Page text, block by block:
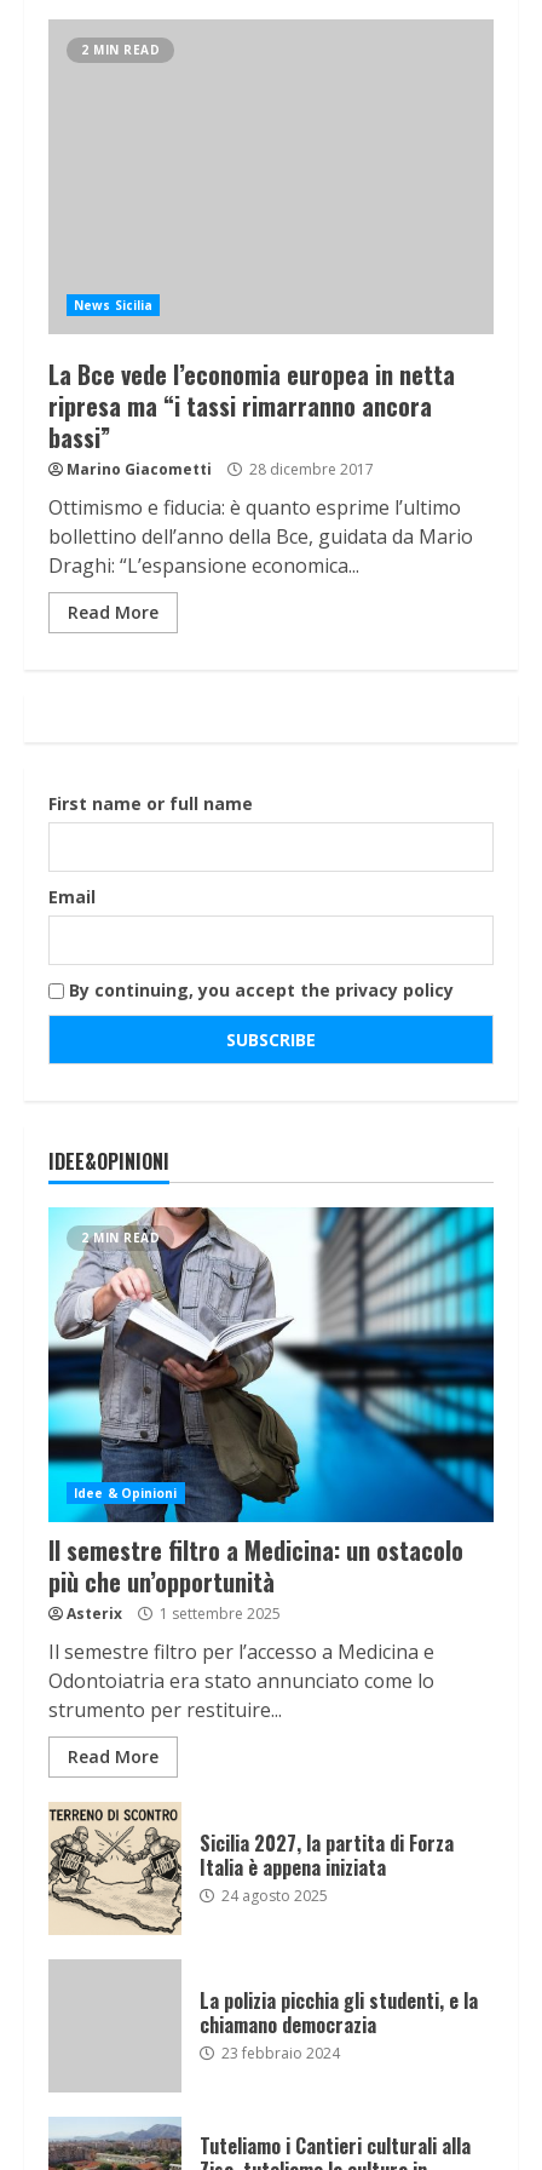
2 MIN READ
News Sicilia
La Bce vede l’economia europea in netta
ripresa ma “i tassi rimarranno ancora
bassi”
Marino Giacometti 28 dicembre 2017
Ottimismo e fiducia: è quanto esprime l’ultimo
bollettino dell’anno della Bce, guidata da Mario
Draghi: “L’espansione economica...
Read More
First name or full name
Email
By continuing, you accept the privacy policy
IDEE&OPINIONI
2 MIN READ
Idee & Opinioni
Il semestre filtro a Medicina: un ostacolo
più che un’opportunità
Asterix 1 settembre 2025
Il semestre filtro per l’accesso a Medicina e
Odontoiatria era stato annunciato come lo
strumento per restituire...
Read More
Sicilia 2027, la partita di Forza
Italia è appena iniziata
24 agosto 2025
La polizia picchia gli studenti, e la
chiamano democrazia
23 febbraio 2024
Tuteliamo i Cantieri culturali alla